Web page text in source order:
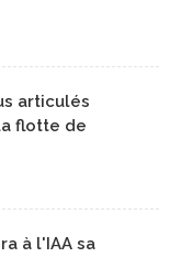
articulés
flotte de
à l'IAA sa